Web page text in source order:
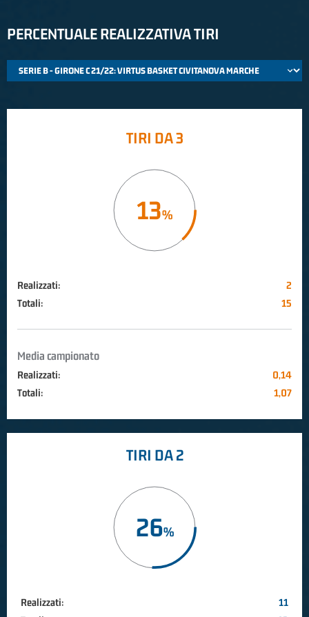
PERCENTUALE REALIZZATIVA TIRI
TIRI DA 3
13
Realizzati:
2
Totali:
15
Media campionato
Realizzati:
0,14
Totali:
1,07
TIRI DA 2
26
Realizzati:
11